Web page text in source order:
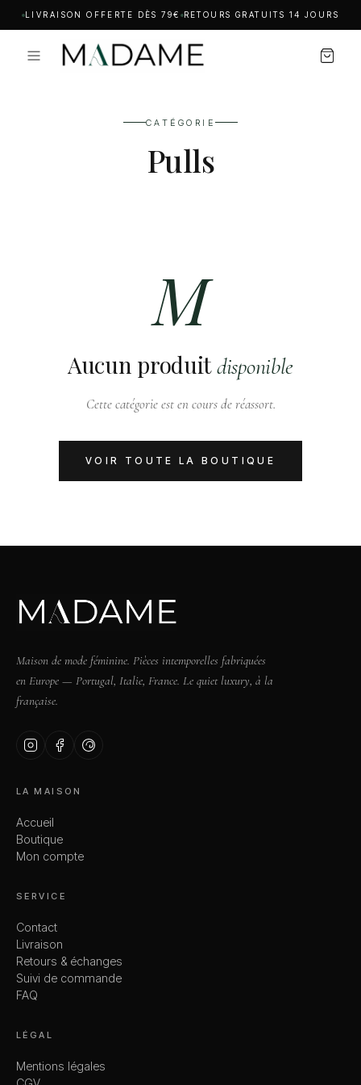
LIVRAISON OFFERTE DÈS 79€ RETOURS GRATUITS 14 JOURS
CATÉGORIE
Pulls
M
Aucun produitdisponible
Cette catégorie est en cours de réassort.
VOIR TOUTE LA BOUTIQUE
Maison de mode féminine. Pièces intemporelles fabriquées
en Europe — Portugal, Italie, France. Le quiet luxury, à la
française.
LA MAISON
Accueil
Boutique
Mon compte
SERVICE
Contact
Livraison
Retours & échanges
Suivi de commande
FAQ
LÉGAL
Mentions légales